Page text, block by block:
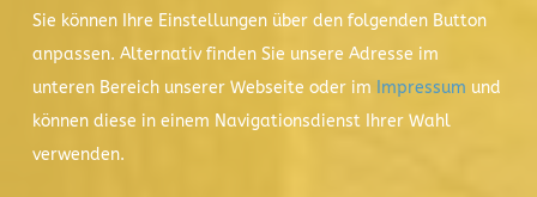
Sie können Ihre Einstellungen über den folgenden Button
anpassen. Alternativ finden Sie unsere Adresse im
unteren Bereich unserer Webseite oder im Impressum und
können diese in einem Navigationsdienst Ihrer Wahl
verwenden.